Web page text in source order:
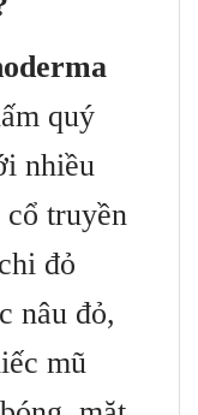
quý
nhiều
truyền
đỏ
nâu đỏ,
mũ